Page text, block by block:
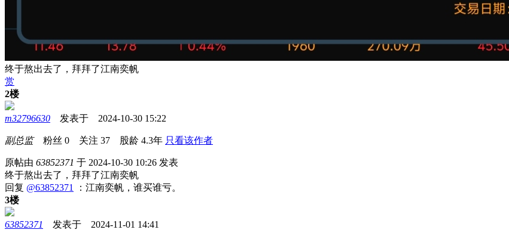
终于熬出去了，拜拜了江南奕帆
赏
2楼
m32796630 发表于 2024-10-30 15:22
副总监粉丝 0 关注 37 股龄 4.3年 只看该作者
原帖由 63852371 于 2024-10-30 10:26 发表
终于熬出去了，拜拜了江南奕帆
回复 @63852371
：江南奕帆，谁买谁亏。
3楼
63852371 发表于 2024-11-01 14:41